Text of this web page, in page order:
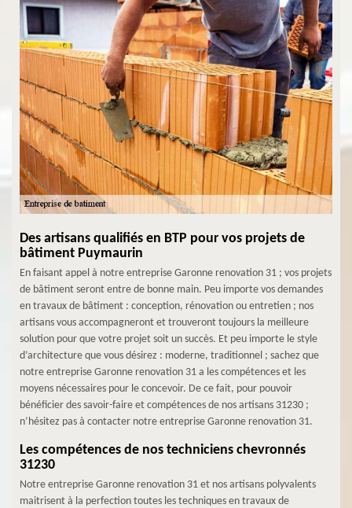
Des artisans qualifiés en BTP pour vos projets de
bâtiment Puymaurin
En faisant appel à notre entreprise Garonne renovation 31 ; vos projets
de bâtiment seront entre de bonne main. Peu importe vos demandes
en travaux de bâtiment : conception, rénovation ou entretien ; nos
artisans vous accompagneront et trouveront toujours la meilleure
solution pour que votre projet soit un succès. Et peu importe le style
d’architecture que vous désirez : moderne, traditionnel ; sachez que
notre entreprise Garonne renovation 31 a les compétences et les
moyens nécessaires pour le concevoir. De ce fait, pour pouvoir
bénéficier des savoir-faire et compétences de nos artisans 31230 ;
n’hésitez pas à contacter notre entreprise Garonne renovation 31.
Les compétences de nos techniciens chevronnés
31230
Notre entreprise Garonne renovation 31 et nos artisans polyvalents
maitrisent à la perfection toutes les techniques en travaux de